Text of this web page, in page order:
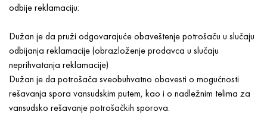
odbije reklamaciju:
Dužan je da pruži odgovarajuće obaveštenje potrošaču u slučaju
odbijanja reklamacije (obrazloženje prodavca u slučaju
neprihvatanja reklamacije)
Dužan je da potrošača sveobuhvatno obavesti o mogućnosti
rešavanja spora vansudskim putem, kao i o nadležnim telima za
vansudsko rešavanje potrošačkih sporova.